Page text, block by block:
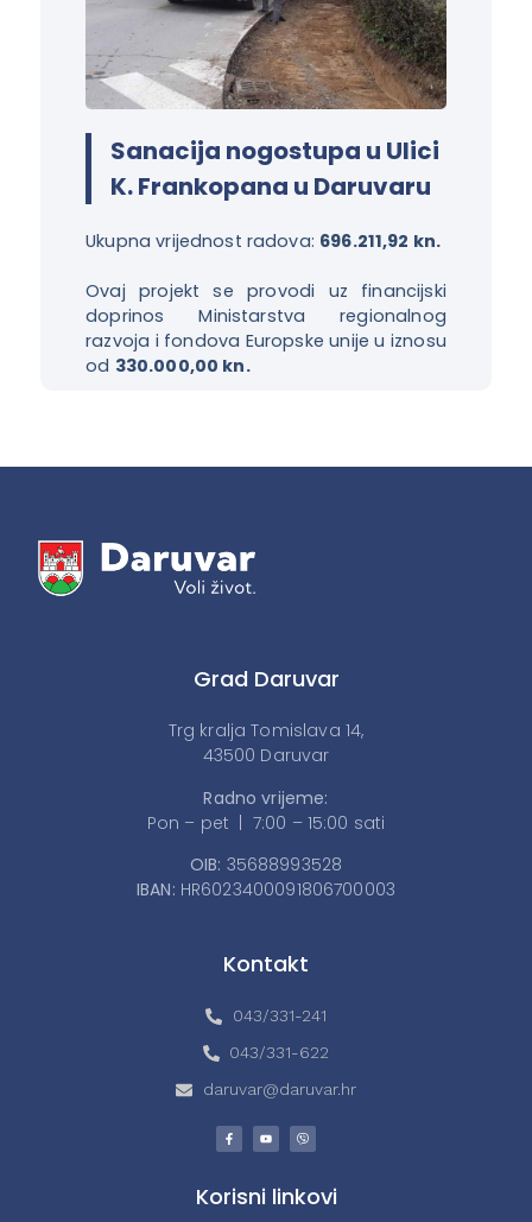
Sanacija nogostupa u Ulici
K. Frankopana u Daruvaru
Ukupna vrijednost radova: 696.211,92 kn.
Ovaj projekt se provodi uz financijski
doprinos Ministarstva regionalnog
razvoja i fondova Europske unije u iznosu
od 330.000,00 kn.
Grad Daruvar
Trg kralja Tomislava 14,
43500 Daruvar
Radno vrijeme:
Pon – pet | 7:00 – 15:00 sati
OIB: 35688993528
IBAN: HR6023400091806700003
Kontakt
043/331-241
043/331-622
daruvar@daruvar.hr
Korisni linkovi